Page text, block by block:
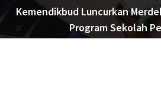
Kemendikbud Luncurkan
Program Sekolah